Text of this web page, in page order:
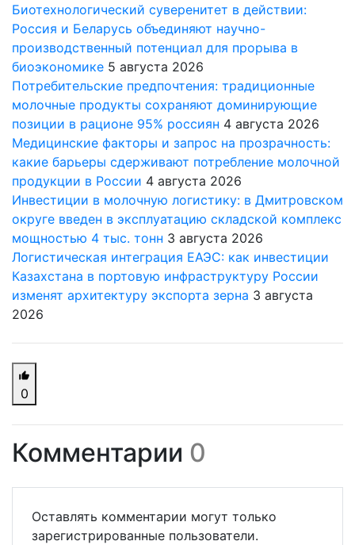
Биотехнологический суверенитет в действии:
Россия и Беларусь объединяют научно-
производственный потенциал для прорыва в
биоэкономике 5 августа 2026
Потребительские предпочтения: традиционные
молочные продукты сохраняют доминирующие
позиции в рационе 95% россиян 4 августа 2026
Медицинские факторы и запрос на прозрачность:
какие барьеры сдерживают потребление молочной
продукции в России 4 августа 2026
Инвестиции в молочную логистику: в Дмитровском
округе введен в эксплуатацию складской комплекс
мощностью 4 тыс. тонн 3 августа 2026
Логистическая интеграция ЕАЭС: как инвестиции
Казахстана в портовую инфраструктуру России
изменят архитектуру экспорта зерна 3 августа
2026
0
Комментарии 0
Оставлять комментарии могут только
зарегистрированные пользователи.